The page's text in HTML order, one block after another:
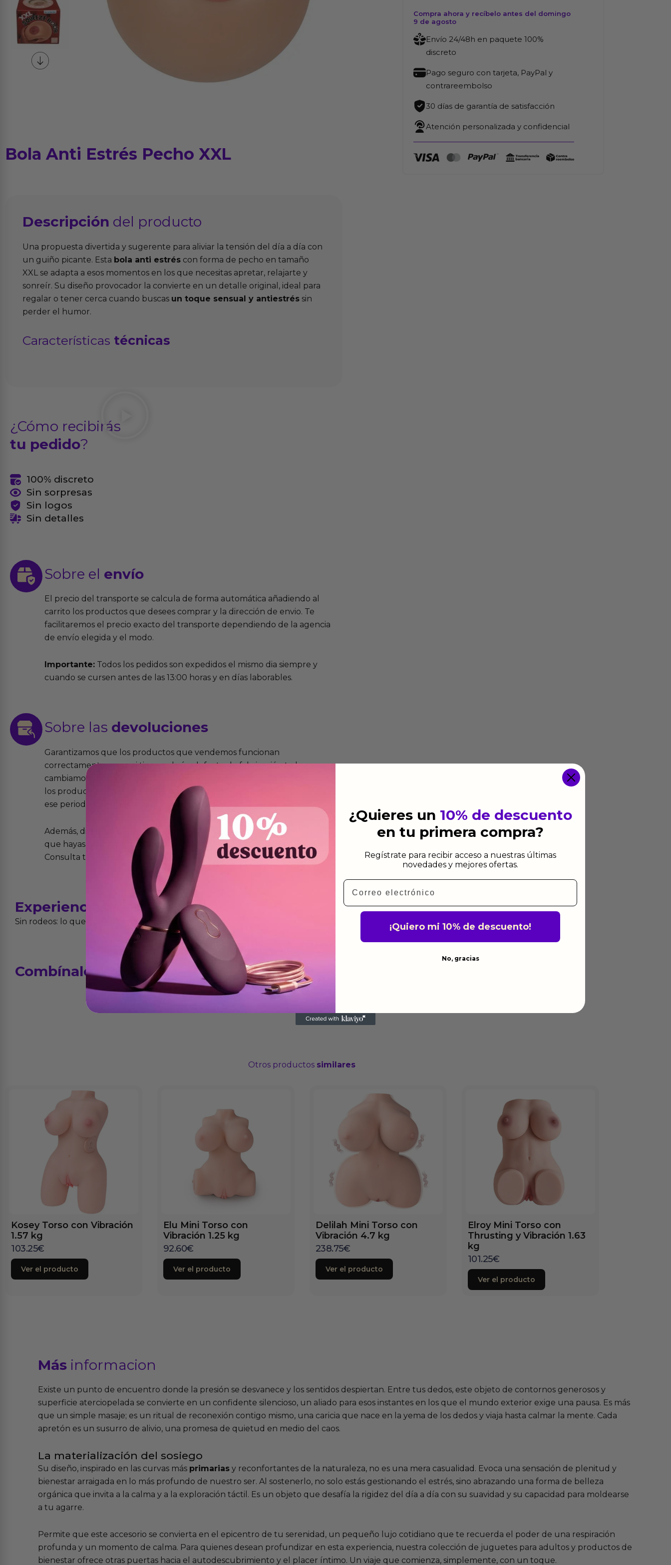
Bola Anti Estrés Pecho XXL
Descripción del producto
Una propuesta divertida y sugerente para aliviar la tensión del día a día con
un guiño picante. Esta bola anti estrés con forma de pecho en tamaño
XXL se adapta a esos momentos en los que necesitas apretar, relajarte y
sonreír. Su diseño provocador la convierte en un detalle original, ideal para
regalar o tener cerca cuando buscas un toque sensual y antiestrés sin
perder el humor.
Características técnicas
¿Cómo recibirás
tu pedido?
100% discreto
Sin sorpresas
Sin logos
Sin detalles
Sobre el envío
El precio del transporte se calcula de forma automática añadiendo al
carrito los productos que desees comprar y la dirección de envio. Te
facilitaremos el precio exacto del transporte dependiendo de la agencia
de envío elegida y el modo.
Importante: Todos los pedidos son expedidos el mismo dia siempre y
cuando se cursen antes de las 13:00 horas y en días laborables.
Sobre las devoluciones
Garantizamos que los productos que vendemos funcionan
correctamente y que si tienen algún defecto de fabricación te lo
cambiamos sin costo alguno. La ley de 2 años de garantía significa que
los productos tienen garantía contra defectos de fabricación durante
ese periodo pero no por mal uso o uso indebido.
Además, dispones de 15 días desde la entrega para devolver productos
que hayas recibido y que simplemente no te gusten o no los quieras.
Consulta todos los detalles en nuestra política de devoluciones.
Experiencias reales
Sin rodeos: lo que cuentan quienes ya lo han probado
Combínalocon...
Compra ahora y recíbelo antes del domingo
9 de agosto
Envío 24/48h en paquete 100%
discreto
Pago seguro con tarjeta, PayPal y
contrareembolso
30 días de garantía de satisfacción
Atención personalizada y confidencial
Otros productos similares
Kosey Torso con Vibración
1.57 kg
103.25€
Ver el producto
Elu Mini Torso con
Vibración 1.25 kg
92.60€
Ver el producto
Delilah Mini Torso con
Vibración 4.7 kg
238.75€
Ver el producto
Elroy Mini Torso con
Thrusting y Vibración 1.63
kg
101.25€
Ver el producto
Más informacion
Existe un punto de encuentro donde la presión se desvanece y los sentidos despiertan. Entre tus dedos, este objeto de contornos generosos y
superficie aterciopelada se convierte en un confidente silencioso, un aliado para esos instantes en los que el mundo exterior exige una pausa. Es más
que un simple masaje; es un ritual de reconexión contigo mismo, una caricia que nace en la yema de los dedos y viaja hasta calmar la mente. Cada
apretón es un susurro de alivio, una promesa de quietud en medio del caos.
La materialización del sosiego
Su diseño, inspirado en las curvas más primarias y reconfortantes de la naturaleza, no es una mera casualidad. Evoca una sensación de plenitud y
bienestar arraigada en lo más profundo de nuestro ser. Al sostenerlo, no solo estás gestionando el estrés, sino abrazando una forma de belleza
orgánica que invita a la calma y a la exploración táctil. Es un objeto que desafía la rigidez del día a día con su suavidad y su capacidad para moldearse
a tu agarre.
Permite que este accesorio se convierta en el epicentro de tu serenidad, un pequeño lujo cotidiano que te recuerda el poder de una respiración
profunda y un momento de calma. Para quienes desean profundizar en esta experiencia, nuestra colección de juguetes para adultos y productos de
bienestar ofrece otras puertas hacia el autodescubrimiento y el placer íntimo. Un viaje que comienza, simplemente, con un toque.
¿Quieres un 10% de descuento
en tu primera compra?
Regístrate para recibir acceso a nuestras últimas
novedades y mejores ofertas.
Email
¡Quiero mi 10% de descuento!
No, gracias